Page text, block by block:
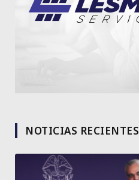
NOTICIAS RECIENTES